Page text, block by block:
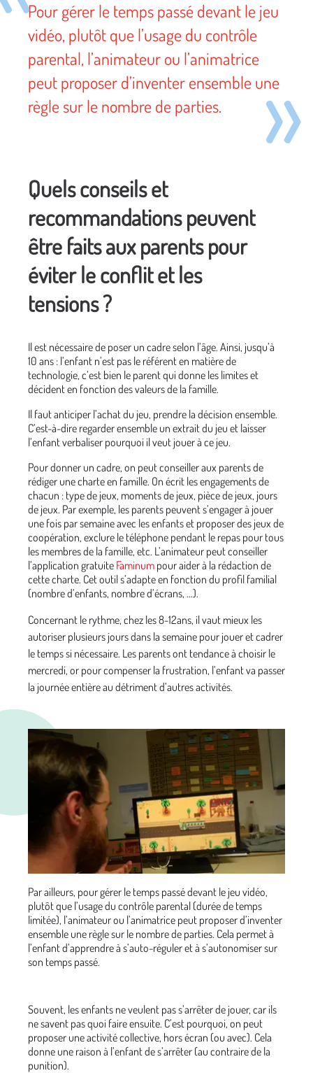
Pour gérer le temps passé devant le jeu
vidéo, plutôt que l’usage du contrôle
parental, l’animateur ou l’animatrice
peut proposer d’inventer ensemble une
règle sur le nombre de parties.
Quels conseils et
recommandations peuvent
être faits aux parents pour
éviter le conflit et les
tensions ?
Il est nécessaire de poser un cadre selon l’âge. Ainsi, jusqu’à
10 ans : l’enfant n’est pas le référent en matière de
technologie, c’est bien le parent qui donne les limites et
décident en fonction des valeurs de la famille.
Il faut anticiper l’achat du jeu, prendre la décision ensemble.
C’est-à-dire regarder ensemble un extrait du jeu et laisser
l’enfant verbaliser pourquoi il veut jouer à ce jeu.
Pour donner un cadre, on peut conseiller aux parents de
rédiger une charte en famille. On écrit les engagements de
chacun : type de jeux, moments de jeux, pièce de jeux, jours
de jeux. Par exemple, les parents peuvent s’engager à jouer
une fois par semaine avec les enfants et proposer des jeux de
coopération, exclure le téléphone pendant le repas pour tous
les membres de la famille, etc. L’animateur peut conseiller
l’application gratuite Faminum pour aider à la rédaction de
cette charte. Cet outil s’adapte en fonction du profil familial
(nombre d’enfants, nombre d’écrans, …).
Concernant le rythme, chez les 8-12ans, il vaut mieux les
autoriser plusieurs jours dans la semaine pour jouer et cadrer
le temps si nécessaire. Les parents ont tendance à choisir le
mercredi, or pour compenser la frustration, l’enfant va passer
la journée entière au détriment d’autres activités.
Par ailleurs, pour gérer le temps passé devant le jeu vidéo,
plutôt que l’usage du contrôle parental (durée de temps
limitée), l’animateur ou l’animatrice peut proposer d’inventer
ensemble une règle sur le nombre de parties. Cela permet à
l’enfant d’apprendre à s’auto-réguler et à s’autonomiser sur
son temps passé.
Souvent, les enfants ne veulent pas s’arrêter de jouer, car ils
ne savent pas quoi faire ensuite. C’est pourquoi, on peut
proposer une activité collective, hors écran (ou avec). Cela
donne une raison à l’enfant de s’arrêter (au contraire de la
punition).